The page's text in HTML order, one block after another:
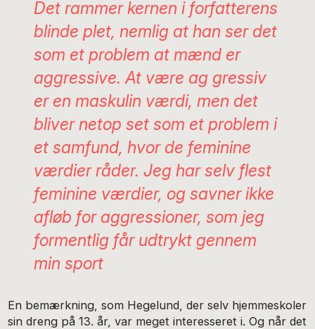
Det rammer kernen i forfatterens
blinde plet, nemlig at han ser det
som et problem at mænd er
aggressive. At være ag gressiv
er en maskulin værdi, men det
bliver netop set som et problem i
et samfund, hvor de feminine
værdier råder. Jeg har selv flest
feminine værdier, og savner ikke
afløb for aggressioner, som jeg
formentlig får udtrykt gennem
min sport
En bemærkning, som Hegelund, der selv hjemmeskoler
sin dreng på 13. år, var meget interesseret i. Og når det